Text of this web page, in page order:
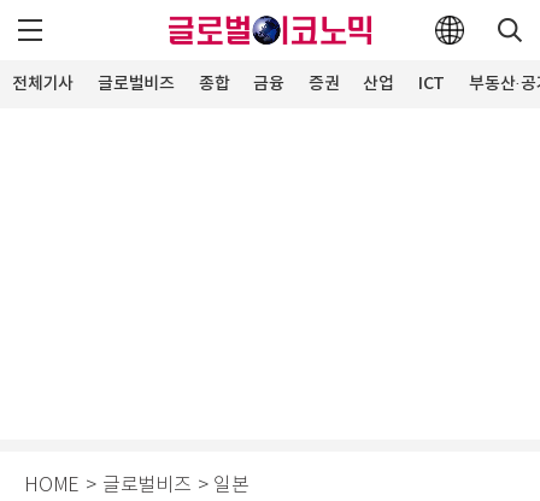
전체기사 글로벌비즈 종합 금융 증권 산업 ICT 부동산·
HOME > 글로벌비즈 > 일본